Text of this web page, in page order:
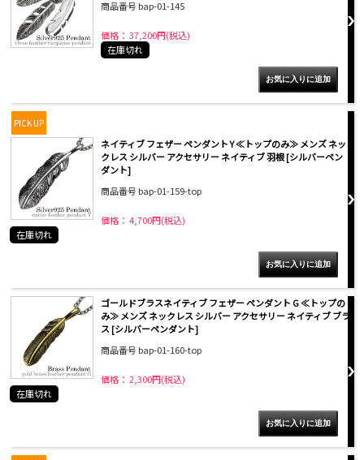
商品番号 bap-01-145
価格： 37,200円(税込)
在庫切れ
PICK UP
ネイティブ フェザー ペンダント Y ≪トップのみ≫ メンズ ネッ
クレス シルバー アクセサリー ネイティブ 羽根 [シルバーペン
ダント]
商品番号 bap-01-159-top
価格： 4,700円(税込)
在庫切れ
ゴールドブラスネイティブ フェザー ペンダント G ≪トップの
み≫ メンズ ネックレス シルバー アクセサリー ネイティブ ブラ
ス [シルバーペンダント]
商品番号 bap-01-160-top
価格： 2,300円(税込)
在庫切れ